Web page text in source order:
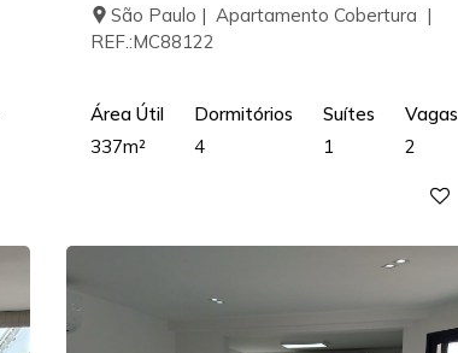
São Paulo | Apartamento Cobertura |
REF.:MC88122
Área Útil
337m²
Dormitórios
4
Suítes
1
Vagas
2